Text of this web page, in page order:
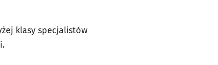
klasy specjalistów